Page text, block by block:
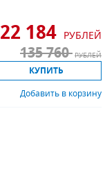
184 РУБЛЕЙ
135 760 РУБЛЕЙ
КУПИТЬ
Добавить в корзину